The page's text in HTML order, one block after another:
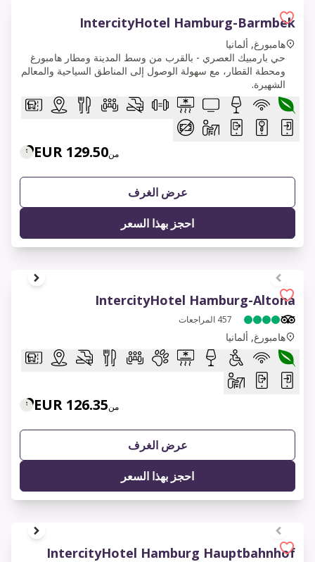
IntercityHotel Hamburg-Barmbek
هامبورغ, ألمانيا
حي بارمبيك العصري - بالقرب من وسط المدينة ومطار هامبورغ
ومحطة القطار، مع سهولة الوصول إلى المناطق السياحية والمعالم
الشهيرة.
من129.50 EUR
عرض الغرف
احجز بهذا السعر
1 of 8
IntercityHotel Hamburg-Altona
457 المراجعات
هامبورغ, ألمانيا
من126.35 EUR
عرض الغرف
احجز بهذا السعر
1 of 6
IntercityHotel Hamburg Hauptbahnhof